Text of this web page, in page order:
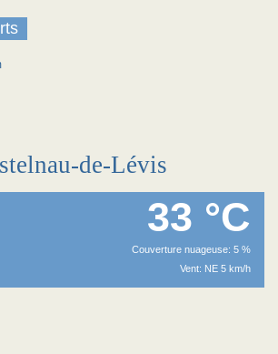
de-Lévis
33 °C
Couverture nuageuse: 5 %
Vent: NE 5 km/h